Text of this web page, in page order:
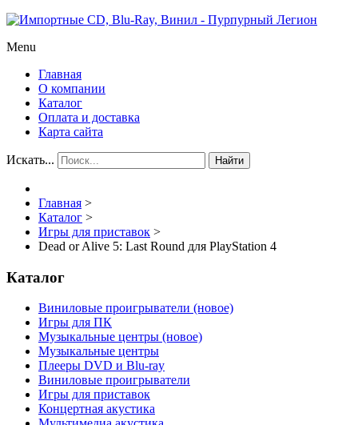
Menu
Главная
О компании
Каталог
Оплата и доставка
Карта сайта
Искать... Найти
Главная >
Каталог >
Игры для приставок >
Dead or Alive 5: Last Round для PlayStation 4
Каталог
Виниловые проигрыватели (новое)
Игры для ПК
Музыкальные центры (новое)
Музыкальные центры
Плееры DVD и Blu-ray
Виниловые проигрыватели
Игры для приставок
Концертная акустика